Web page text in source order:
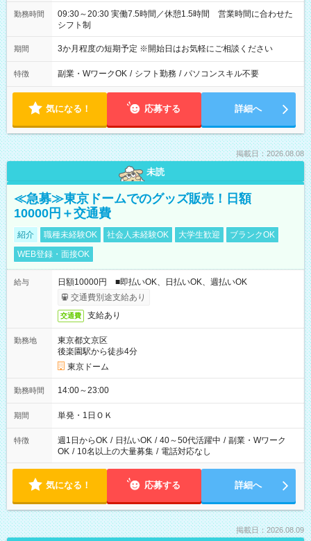
勤務時間
09:30～20:30 実働7.5時間／休憩1.5時間 営業時間に合わせた
シフト制
期間 3か月程度の短期予定 ※開始日はお気軽にご相談ください
特徴 副業・WワークOK / シフト勤務 / パソコンスキル不要
気になる！ 応募する 詳細へ
掲載日：2026.08.08
未読
≪急募≫東京ドームでのグッズ販売！日額
10000円＋交通費
紹介 職種未経験OK 社会人未経験OK 大学生歓迎
ブランクOK
WEB登録・面接OK
給与
日額10000円 ■即払いOK、日払いOK、週払いOK
交通費別途支給あり
交通費 支給あり
勤務地
東京都文京区
後楽園駅から徒歩4分
東京ドーム
勤務時間 14:00～23:00
期間 単発・1日ＯＫ
特徴 週1日からOK / 日払いOK / 40～50代活躍中 / 副業・Wワーク
OK / 10名以上の大量募集 / 電話対応なし
気になる！ 応募する 詳細へ
掲載日：2026.08.09